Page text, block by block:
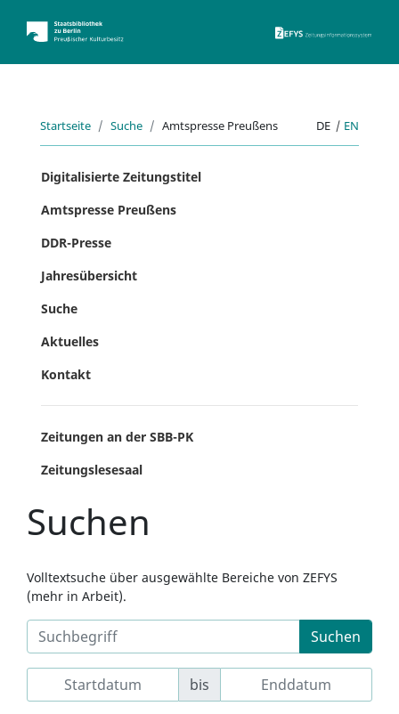
Startseite Suche Amtspresse Preußens DE | EN
Digitalisierte Zeitungstitel
Amtspresse Preußens
DDR-Presse
Jahresübersicht
Suche
Aktuelles
Kontakt
Zeitungen an der SBB-PK
Zeitungslesesaal
Suchen
Volltextsuche über ausgewählte Bereiche von ZEFYS
(mehr in Arbeit).
Suchen
bis